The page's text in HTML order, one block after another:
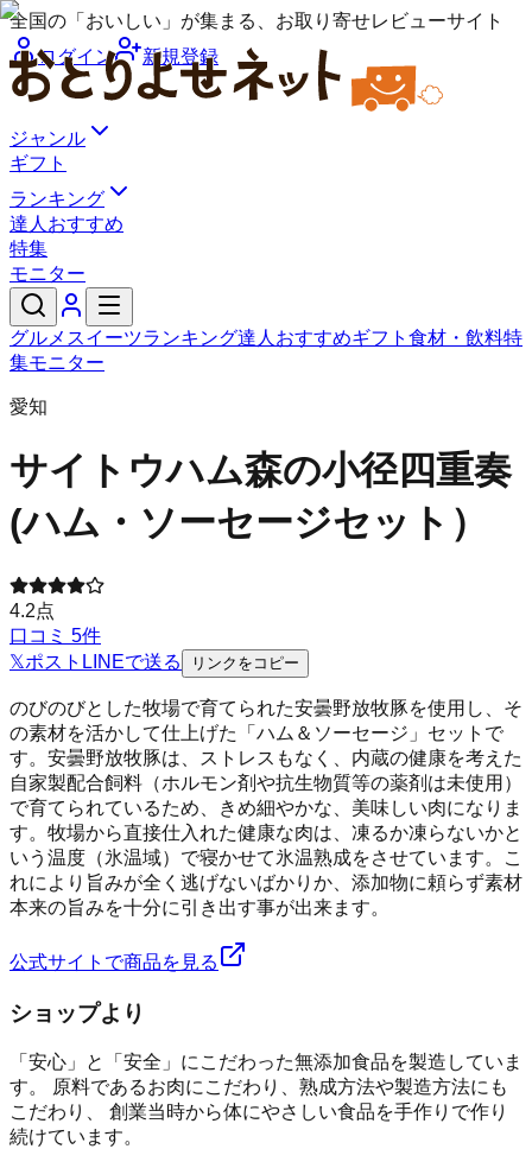
全国の「おいしい」が集まる、お取り寄せレビューサイト
ログイン
新規登録
ジャンル
ギフト
ランキング
達人おすすめ
特集
モニター
グルメ スイーツランキング達人おすすめギフト 食材・飲料特
集モニター
愛知
サイトウハム森の小径四重奏
(ハム・ソーセージセット）
4.2点
口コミ 5件
𝕏ポスト LINEで送る リンクをコピー
のびのびとした牧場で育てられた安曇野放牧豚を使用し、そ
の素材を活かして仕上げた「ハム＆ソーセージ」セットで
す。安曇野放牧豚は、ストレスもなく、内蔵の健康を考えた
自家製配合飼料（ホルモン剤や抗生物質等の薬剤は未使用）
で育てられているため、きめ細やかな、美味しい肉になりま
す。牧場から直接仕入れた健康な肉は、凍るか凍らないかと
いう温度（氷温域）で寝かせて氷温熟成をさせています。こ
れにより旨みが全く逃げないばかりか、添加物に頼らず素材
本来の旨みを十分に引き出す事が出来ます。
公式サイトで商品を見る
ショップより
「安心」と「安全」にこだわった無添加食品を製造していま
す。 原料であるお肉にこだわり、熟成方法や製造方法にも
こだわり、 創業当時から体にやさしい食品を手作りで作り
続けています。